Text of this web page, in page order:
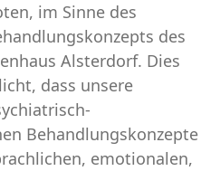
im Sinne des
des
Alsterdorf. Dies
dass unsere
Behandlungskonzepte
emotionalen,